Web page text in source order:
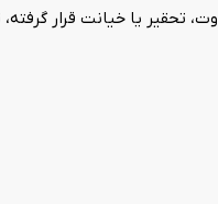
یا خیانت قرار